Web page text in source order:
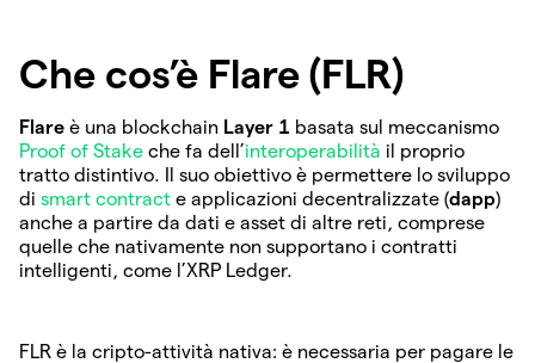
Che cos’è Flare (FLR)
Flare è una blockchain Layer 1 basata sul meccanismo
Proof of Stake che fa dell’interoperabilità il proprio
tratto distintivo. Il suo obiettivo è permettere lo sviluppo
di smart contract e applicazioni decentralizzate (dapp)
anche a partire da dati e asset di altre reti, comprese
quelle che nativamente non supportano i contratti
intelligenti, come l’XRP Ledger.
FLR è la cripto-attività nativa: è necessaria per pagare le